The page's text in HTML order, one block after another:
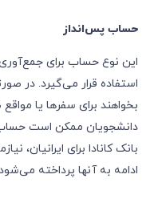
حساب پس‌انداز
این نوع حساب برای
استفاده قرار می‌گیرد. در
بخواهند برای سفرها یا
دانشجویان ممکن است حساب
بانک کانادا برای ایرانیان،
ادامه به آنها پرداخته